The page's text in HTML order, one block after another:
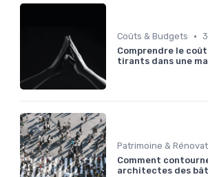
Coûts & Budgets •
Comprendre le
tirants dans une
Patrimoine &
Comment
architectes des